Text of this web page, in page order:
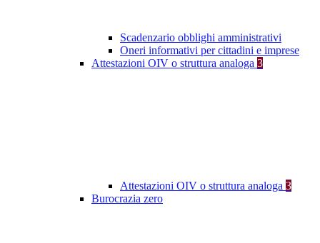
Scadenzario obblighi amministrativi
Oneri informativi per cittadini e imprese
Attestazioni OIV o struttura analoga 3
Attestazioni OIV o struttura analoga 3
Burocrazia zero